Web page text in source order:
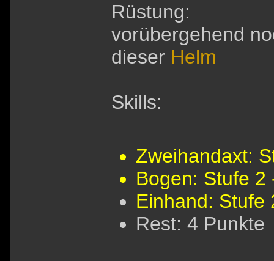
Rüstung:
vorübergehend
dieser Helm
Skills:
Zweihandaxt:
Bogen: Stufe 2
Einhand: Stufe
Rest: 4 Punkte